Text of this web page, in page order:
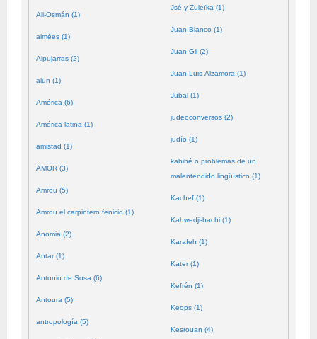
Ali-Osmán (1)
almées (1)
Alpujarras (2)
alun (1)
América (6)
América latina (1)
amistad (1)
AMOR (3)
Amrou (5)
Amrou el carpintero fenicio (1)
Anomia (2)
Antar (1)
Antonio de Sosa (6)
Antoura (5)
antropología (5)
Jsé y Zuleïka (1)
Juan Blanco (1)
Juan Gil (2)
Juan Luis Alzamora (1)
Jubal (1)
judeoconversos (2)
judío (1)
kabibé o problemas de un
malentendido lingüístico (1)
Kachef (1)
Kahwedji-bachi (1)
Karafeh (1)
Kater (1)
Kefrén (1)
Keops (1)
Kesrouan (4)